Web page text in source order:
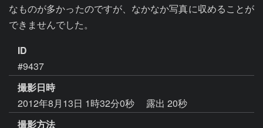
なものが多かったのですが、なかなか写真に収めることが
できませんでした。
ID
#9437
撮影日時
2012年8月13日 1時32分0秒
露出 20秒
撮影方法